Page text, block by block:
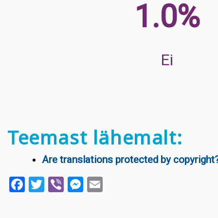
10.9%
Ei
Teemast lähemalt:
Are translations protected by
Facebook
Twitter
ViberMessenger